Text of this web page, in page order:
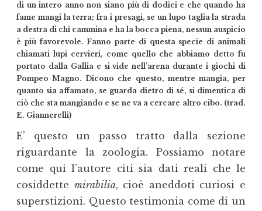
di un intero anno non siano più di dodici e che quando ha
fame mangi la terra; fra i presagi, se un lupo taglia la strada
a destra di chi cammina e ha la bocca piena, nessun auspicio
è più favorevole. Fanno parte di questa specie di animali
chiamati lupi cervieri, come quello che abbiamo detto fu
portato dalla Gallia e si vide nell’arena durante i giochi di
Pompeo Magno. Dicono che questo, mentre mangia, per
quanto sia affamato, se guarda dietro di sé, si dimentica di
ciò che sta mangiando e se ne va a cercare altro cibo. (trad.
E. Giannerelli)
E’ questo un passo tratto dalla sezione
riguardante la zoologia. Possiamo notare
come qui l’autore citi sia dati reali che le
cosiddette mirabilia, cioè aneddoti curiosi e
superstizioni. Questo testimonia come di un